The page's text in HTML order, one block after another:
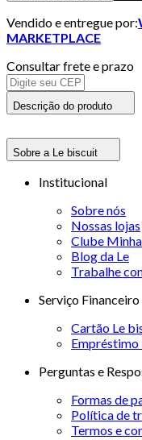
Vendido e entregue por:
MARKETPLACE
Consultar frete e prazo
Descrição do produto
Sobre a Le biscuit
Institucional
Sobre nós
Nossas lojas
Clube
Blog da Le
Trabalhe
Serviço Financeiro
Cartão Le
Perguntas e
Formas de
Política de
Termos e